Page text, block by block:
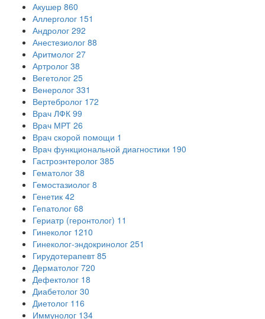
Акушер 860
Аллерголог 151
Андролог 292
Анестезиолог 88
Аритмолог 27
Артролог 38
Вегетолог 25
Венеролог 331
Вертебролог 172
Врач ЛФК 99
Врач МРТ 26
Врач скорой помощи 1
Врач функциональной диагностики 190
Гастроэнтеролог 385
Гематолог 38
Гемостазиолог 8
Генетик 42
Гепатолог 68
Гериатр (геронтолог) 11
Гинеколог 1210
Гинеколог-эндокринолог 251
Гирудотерапевт 85
Дерматолог 720
Дефектолог 18
Диабетолог 30
Диетолог 116
Иммунолог 134